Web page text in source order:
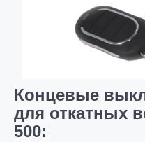
Концевые
для откатных
500: